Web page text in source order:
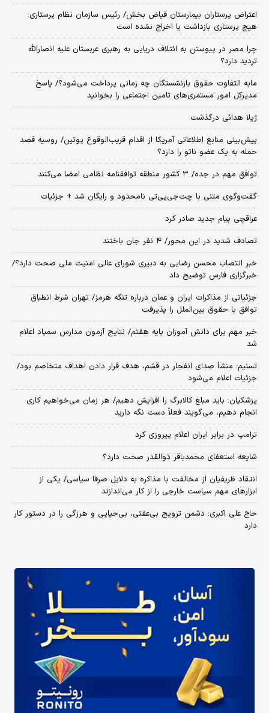
اعتراض پرستاران بیمارستان فیاض بخش/ رئیس سازمان نظام پرستاری:
هیچ پرستاری بازداشت یا اخراج نشده است
چرا مصر در پیوستن به ائتلاف دریایی به رهبری عربستان علیه انصارالله
تردید دارد؟
مابه التفاوت حقوق بازنشستگان چه زمانی پرداخت می‌شود؟/ پاسخ
مدیرکل امور مستمری‌های تامین اجتماعی را بخوانید
ژیلا هدائی درگذشت
پیش‌بینی منابع اطلاعاتی آمریکا از اقدام قریب‌الوقوع پوتین/ روسیه قصد
حمله به یک عضو ناتو را دارد؟
توافق مهم در جده/ ۳ کشور منطقه توافقنامه نظامی امضا می‌کنند
گفت‌وگوی متنی با چت‌جی‌پی‌تی نامحدود و رایگان شد + جزئیات
عراقچی پیام جدید صادر کرد
تصادف شدید در این محور/ ۴ نفر جان باختند
خبر انتصاب محسن رضایی به دبیری شورای عالی امنیت ملی صحت دارد؟/
خبرگزاری فارس توضیح داد
جزئیاتی از مذاکرات ایران و عمان درباره تنگه هرمز/ تهران شرط انطباق
توافق با حقوق بین‌الملل را پذیرفت
خبر مهم برای دانش آموزان پایه هفتم/ نتایج آزمون مدارس سمپاد اعلام
شد
تسنیم: منشأ صدای انفجار در قشم، هدف قرار دادن اهداف متخاصم بود/
جزئیات اعلام می‌شود
پزشکیان: باید مبلغ کالابرگ را افزایش دهیم/ هر زمان می‌خواهیم کاری
انجام دهیم، می‌گویند فعلاً دست نگه دارید
ترامپ در برابر ایران اعلام پیروزی کرد
شایعه استعفای محمدباقر ذوالقدر صحت دارد؟
انتقاد ظریفیان از مخالفت با مذاکره به دلایل صرفا سیاسی/ یکی از
ابزارهای مهم سیاست خارجی را از کار می‌اندازند
حاج علی اکبری: دشمن ترویج بی‌عفتی، بی‌حیایی و هرزگی را در دستور کار
دارد